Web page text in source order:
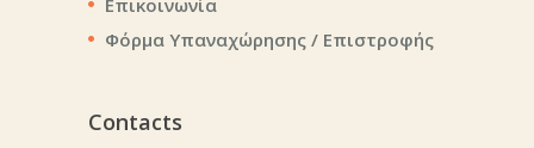
Φόρμα Υπαναχώρησης / Επιστροφής
Contacts